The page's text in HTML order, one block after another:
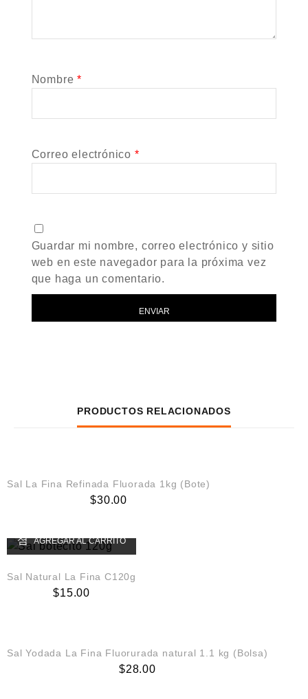
Nombre*
Correo electrónico *
Guardar mi nombre, correo electrónico y sitio
web en este navegador para la próxima vez
que haga un comentario.
PRODUCTOS RELACIONADOS
Sal La Fina Refinada Fluorada 1kg (Bote)
$30.00
AGREGAR AL CARRITO
Sal Natural La Fina C120g
$15.00
Sal Yodada La Fina Fluorurada natural 1.1 kg (Bolsa)
$28.00